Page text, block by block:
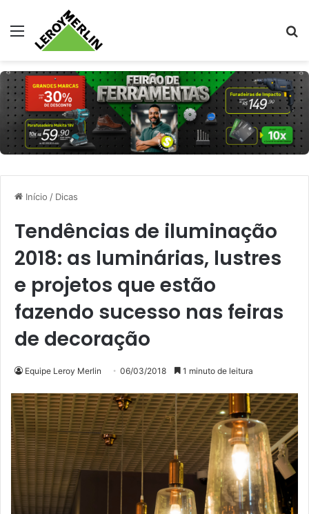
Menu
Início / Dicas
Tendências de iluminação
2018: as luminárias, lustres
e projetos que estão
fazendo sucesso nas feiras
de decoração
Equipe Leroy Merlin 06/03/2018 1 minuto de leitura